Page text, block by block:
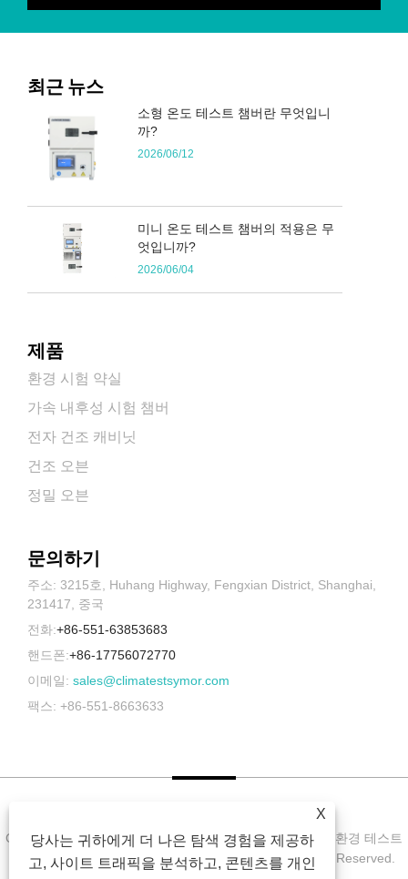
최근 뉴스
소형 온도 테스트 챔버란 무엇입니
까?
2026/06/12
미니 온도 테스트 챔버의 적용은 무
엇입니까?
2026/06/04
제품
환경 시험 약실
가속 내후성 시험 챔버
전자 건조 캐비닛
건조 오븐
정밀 오븐
문의하기
주소: 3215호, Huhang Highway, Fengxian District, Shanghai,
231417, 중국
전화:+86-551-63853683
핸드폰:+86-17756072770
이메일: sales@climatestsymor.com
팩스: +86-551-8663633
Copyright © 2022 Symor Instrument Equipment Co., Ltd. 환경 테스트
챔버, 전자 건조 캐비닛, 가속 내후 테스트 챔버 All Rights Reserved.
X
당사는 귀하에게 더 나은 탐색 경험을 제공하
고, 사이트 트래픽을 분석하고, 콘텐츠를 개인